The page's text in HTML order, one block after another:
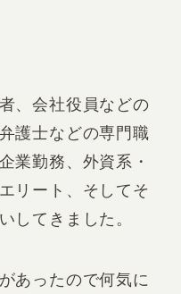
、会社役員などの
護士などの専門職
業勤務、外資系・
リート、そしてそ
してきました。
あったので何気に